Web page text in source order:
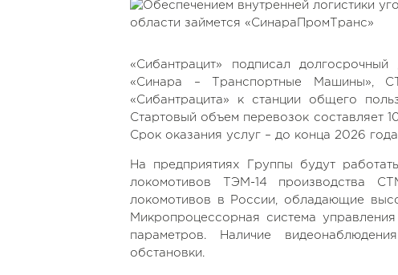
«Сибантрацит» подписал
«Синара – Транспортные Машины»,
«Сибантрацита» к станции общего
Стартовый объем перевозок составляет
Срок оказания услуг – до конца 2026 года.
На предприятиях Группы будут
локомотивов ТЭМ-14 производства
локомотивов в России, обладающие
Микропроцессорная система
параметров. Наличие
обстановки.